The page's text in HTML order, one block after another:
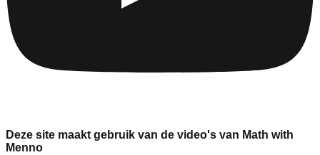
Deze site maakt gebruik van de video's van Math with
Menno